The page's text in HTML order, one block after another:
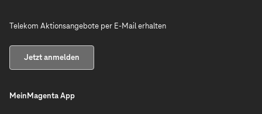
Telekom Aktionsangebote per E-Mail erhalten
Jetzt anmelden
MeinMagenta App